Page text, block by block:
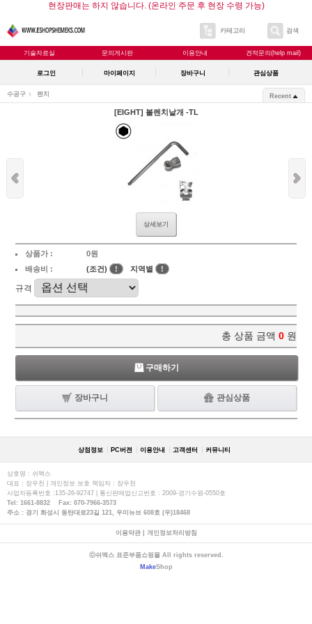
현장판매는 하지 않습니다. (온라인 주문 후 현장 수령 가능)
카테고리 검색
기술자료실 문의게시판 이용안내 견적문의(help mail)
로그인 마이페이지 장바구니 관심상품
수공구 렌치 Recent
[EIGHT] 볼렌치낱개 -TL
상세보기
상품가 :
0원
배송비 :
(조건) ! 지역별 !
규격
총 상품 금액 0 원
구매하기
장바구니 관심상품
상점정보 PC버젼 이용안내 고객센터 커뮤니티
상호명 : 쉬멕스
대표 : 장우천 | 개인정보 보호 책임자 : 장우천
사업자등록번호 :135-26-92747 | 통신판매업신고번호 : 2009-경기수원-0550호
Tel: 1661-8832 Fax: 070-7966-3573
주소 : 경기 화성시 동탄대로23길 121, 우미뉴브 608호 (우)18468
이용약관| 개인정보처리방침
ⓒ쉬멕스 표준부품쇼핑몰 All rights reserved.
MakeShop